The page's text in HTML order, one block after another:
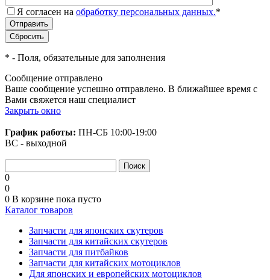
Я согласен на обработку персональных данных.*
* - Поля, обязательные для заполнения
Сообщение отправлено
Ваше сообщение успешно отправлено. В ближайшее время с
Вами свяжется наш специалист
Закрыть окно
График работы: ПН-СБ 10:00-19:00
ВС - выходной
0
0
0 В корзине пока пусто
Каталог товаров
Запчасти для японских скутеров
Запчасти для китайских скутеров
Запчасти для питбайков
Запчасти для китайских мотоциклов
Для японских и европейских мотоциклов